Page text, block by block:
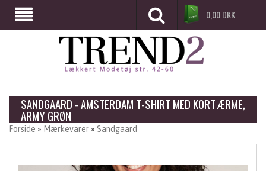
0,00DKK
SANDGAARD - AMSTERDAM T-SHIRT MED KORT ÆRME,
ARMY GRØN
Forside » Mærkevarer » Sandgaard